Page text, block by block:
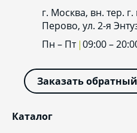
Каталог
г. Москва, вн. тер.
Перово, ул. 2-я
Пн – Пт 09:00 –
Заказать